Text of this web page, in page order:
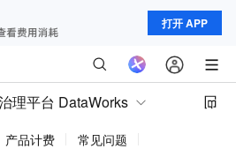
打开 APP
理平台 DataWorks
产品计费 常见问题